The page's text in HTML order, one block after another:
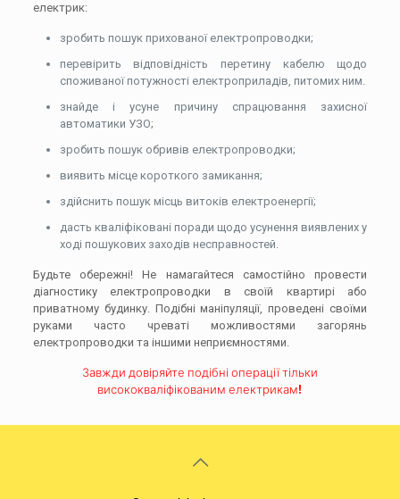
електрик:
зробить пошук прихованої електропроводки;
перевірить відповідність перетину кабелю щодо
споживаної потужності електроприладів, питомих ним.
знайде і усуне причину спрацювання захисної
автоматики УЗО;
зробить пошук обривів електропроводки;
виявить місце короткого замикання;
здійснить пошук місць витоків електроенергії;
дасть кваліфіковані поради щодо усунення виявлених у
ході пошукових заходів несправностей.
Будьте обережні! Не намагайтеся самостійно провести
діагностику електропроводки в своїй квартирі або
приватному будинку. Подібні маніпуляції, проведені своїми
руками часто чреваті можливостями загорянь
електропроводки та іншими неприємностями.
Завжди довіряйте подібні операції тільки
висококваліфікованим електрикам!